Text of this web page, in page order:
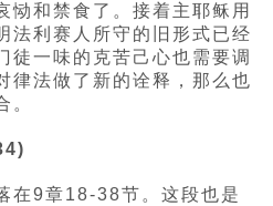
恸和禁食了。接着主耶稣用
法利赛人所守的旧形式已经
徒一味的克苦己心也需要调
律法做了新的诠释，那么也
。
在9章18-38节。这段也是